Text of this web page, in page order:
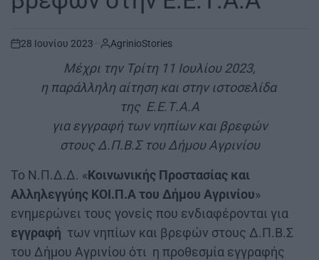
on
28 Ιουνίου 2023 AgrinioStories
Μέχρι την Τρίτη 11 Ιουλίου 2023,
η παράλληλη αίτηση και στην ιστοσελίδα
της Ε.Ε.Τ.Α.Α
για εγγραφή των νηπίων και βρεφών
στους Δ.Π.Β.Σ του Δήμου Αγρινίου
Το Ν.Π.Δ.Δ. «Κοινωνικής Προστασίας και
Αλληλεγγύης ΚΟΙ.Π.Α του Δήμου Αγρινίου»
ενημερώνει τους γονείς που ενδιαφέρονται για
εγγραφή των νηπίων και βρεφών στους Δ.Π.Β.Σ
του Δήμου Αγρινίου ότι η προθεσμία εγγραφής